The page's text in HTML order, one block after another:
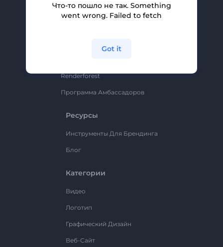
Партнерская Программа
Renderforest
Программа Амбассадоров
Ресурсы
Инструменты Для Брендинга
Блог
Категории
Видео
Логотип
Графический Дизайн
Веб-Сайт
Что-то пошло не так. Something
went wrong. Failed to fetch
Got it